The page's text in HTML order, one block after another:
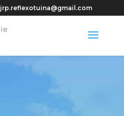
jrp.reflexotuina@gmail.com